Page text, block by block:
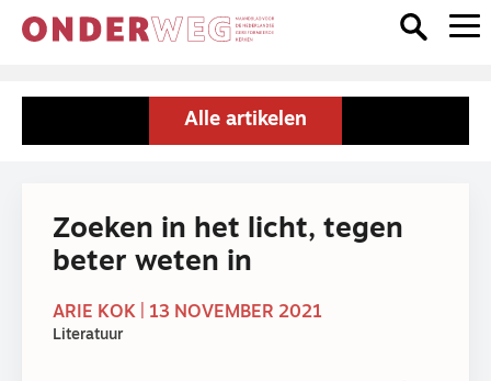
Alle artikelen
Zoeken in het licht, tegen
beter weten in
ARIE KOK | 13 NOVEMBER 2021
Literatuur